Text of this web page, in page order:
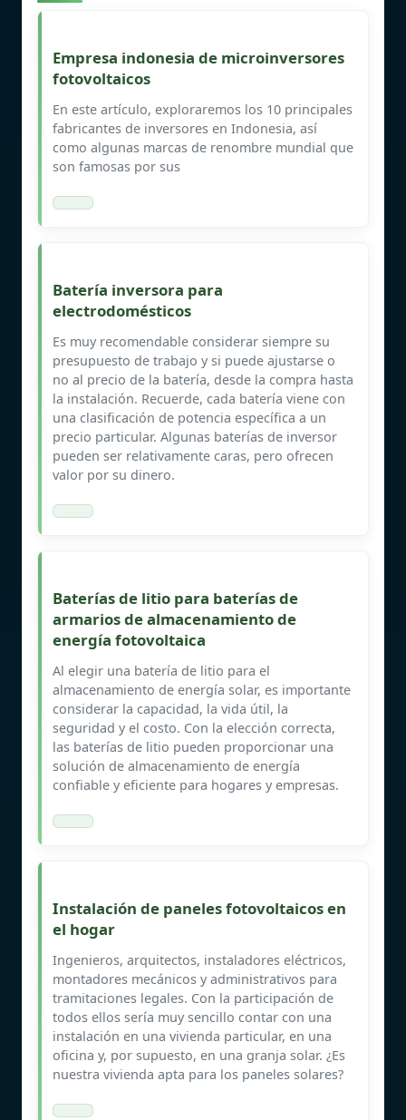
Empresa indonesia de microinversores
fotovoltaicos
En este artículo, exploraremos los 10 principales
fabricantes de inversores en Indonesia, así
como algunas marcas de renombre mundial que
son famosas por sus
Batería inversora para
electrodomésticos
Es muy recomendable considerar siempre su
presupuesto de trabajo y si puede ajustarse o
no al precio de la batería, desde la compra hasta
la instalación. Recuerde, cada batería viene con
una clasificación de potencia específica a un
precio particular. Algunas baterías de inversor
pueden ser relativamente caras, pero ofrecen
valor por su dinero.
Baterías de litio para baterías de
armarios de almacenamiento de
energía fotovoltaica
Al elegir una batería de litio para el
almacenamiento de energía solar, es importante
considerar la capacidad, la vida útil, la
seguridad y el costo. Con la elección correcta,
las baterías de litio pueden proporcionar una
solución de almacenamiento de energía
confiable y eficiente para hogares y empresas.
Instalación de paneles fotovoltaicos en
el hogar
Ingenieros, arquitectos, instaladores eléctricos,
montadores mecánicos y administrativos para
tramitaciones legales. Con la participación de
todos ellos sería muy sencillo contar con una
instalación en una vivienda particular, en una
oficina y, por supuesto, en una granja solar. ¿Es
nuestra vivienda apta para los paneles solares?